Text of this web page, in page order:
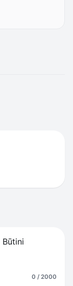
Būtini
0 / 2000